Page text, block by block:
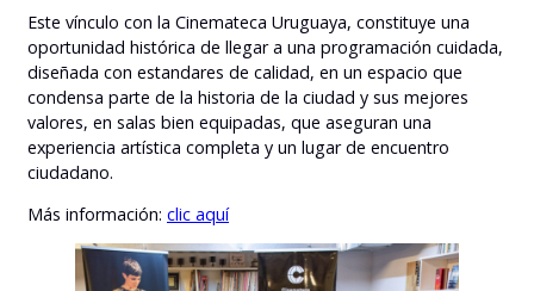
Este vínculo con la Cinemateca Uruguaya, constituye una
oportunidad histórica de llegar a una programación cuidada,
diseñada con estandares de calidad, en un espacio que
condensa parte de la historia de la ciudad y sus mejores
valores, en salas bien equipadas, que aseguran una
experiencia artística completa y un lugar de encuentro
ciudadano.
Más información: clic aquí